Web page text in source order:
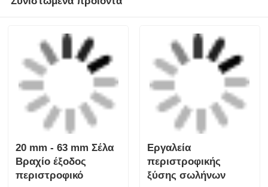
Απλό Ελαφρύ
Εργαλείο
Ηλεκτροσύνδεσης
Κεφαλοκόλλημα
20mm - 32mm
Αποστολή
ερώτησης
Κύρια Mini Clamp
20mm - 63mm HDPE
σωλήνα
ηλεκτροσύνθεση
εργαλεία Αποστολή
ερώτησης